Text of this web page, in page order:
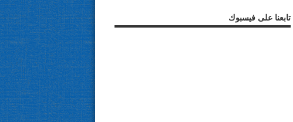
تابعنا على فيسبوك